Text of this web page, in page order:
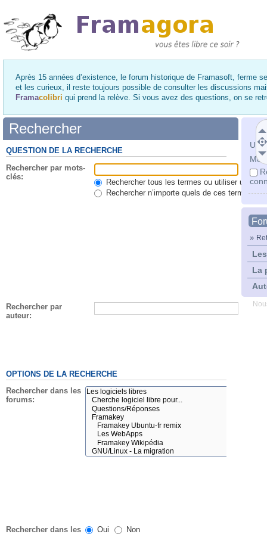
Après 15 années d’existence, le forum historique de Framasoft, ferme
et les curieux, il reste toujours possible de consulter les discussions
Framacolibri qui prend la relève. Si vous avez des questions, on se
Mot
»
La
Rechercher
QUESTION DE LA RECHERCHE
Rechercher par mots-
clés:
Rechercher tous les termes ou utiliser une
Rechercher n’importe quels de ces termes
Rechercher par
auteur:
OPTIONS DE LA RECHERCHE
Rechercher dans les
forums:
Rechercher dans les Oui Non